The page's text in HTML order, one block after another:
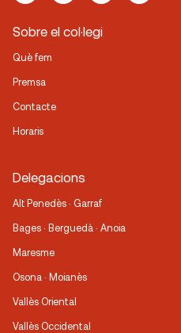
Sobre el col·legi
Què fem
Premsa
Contacte
Horaris
Delegacions
Alt Penedès · Garraf
Bages · Berguedà · Anoia
Maresme
Osona · Moianès
Vallès Oriental
Vallès Occidental